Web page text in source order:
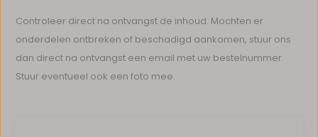
Controleer direct na ontvangst de inhoud. Mochten er
onderdelen ontbreken of beschadigd aankomen, stuur ons
dan direct na ontvangst een email met uw bestelnummer.
Stuur eventueel ook een foto mee.